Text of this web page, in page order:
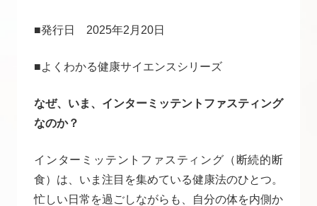
■発行日 2025年2月20日
■よくわかる健康サイエンスシリーズ
なぜ、いま、インターミッテントファスティング
なのか？
インターミッテントファスティング（断続的断
食）は、いま注目を集めている健康法のひとつ。
忙しい日常を過ごしながらも、自分の体を内側か